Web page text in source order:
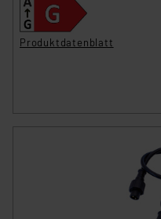
Produktdatenblatt